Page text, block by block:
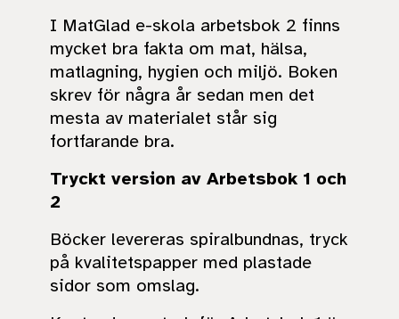
I MatGlad e-skola arbetsbok 2 finns
mycket bra fakta om mat, hälsa,
matlagning, hygien och miljö. Boken
skrev för några år sedan men det
mesta av materialet står sig
fortfarande bra.
Tryckt version av Arbetsbok 1 och
2
Böcker levereras spiralbundnas, tryck
på kvalitetspapper med plastade
sidor som omslag.